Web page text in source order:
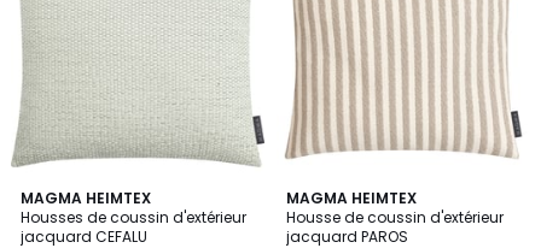
MAGMA HEIMTEX
Housses de coussin d'extérieur
jacquard CEFALU
MAGMA HEIMTEX
Housse de coussin d'extérieur
jacquard PAROS